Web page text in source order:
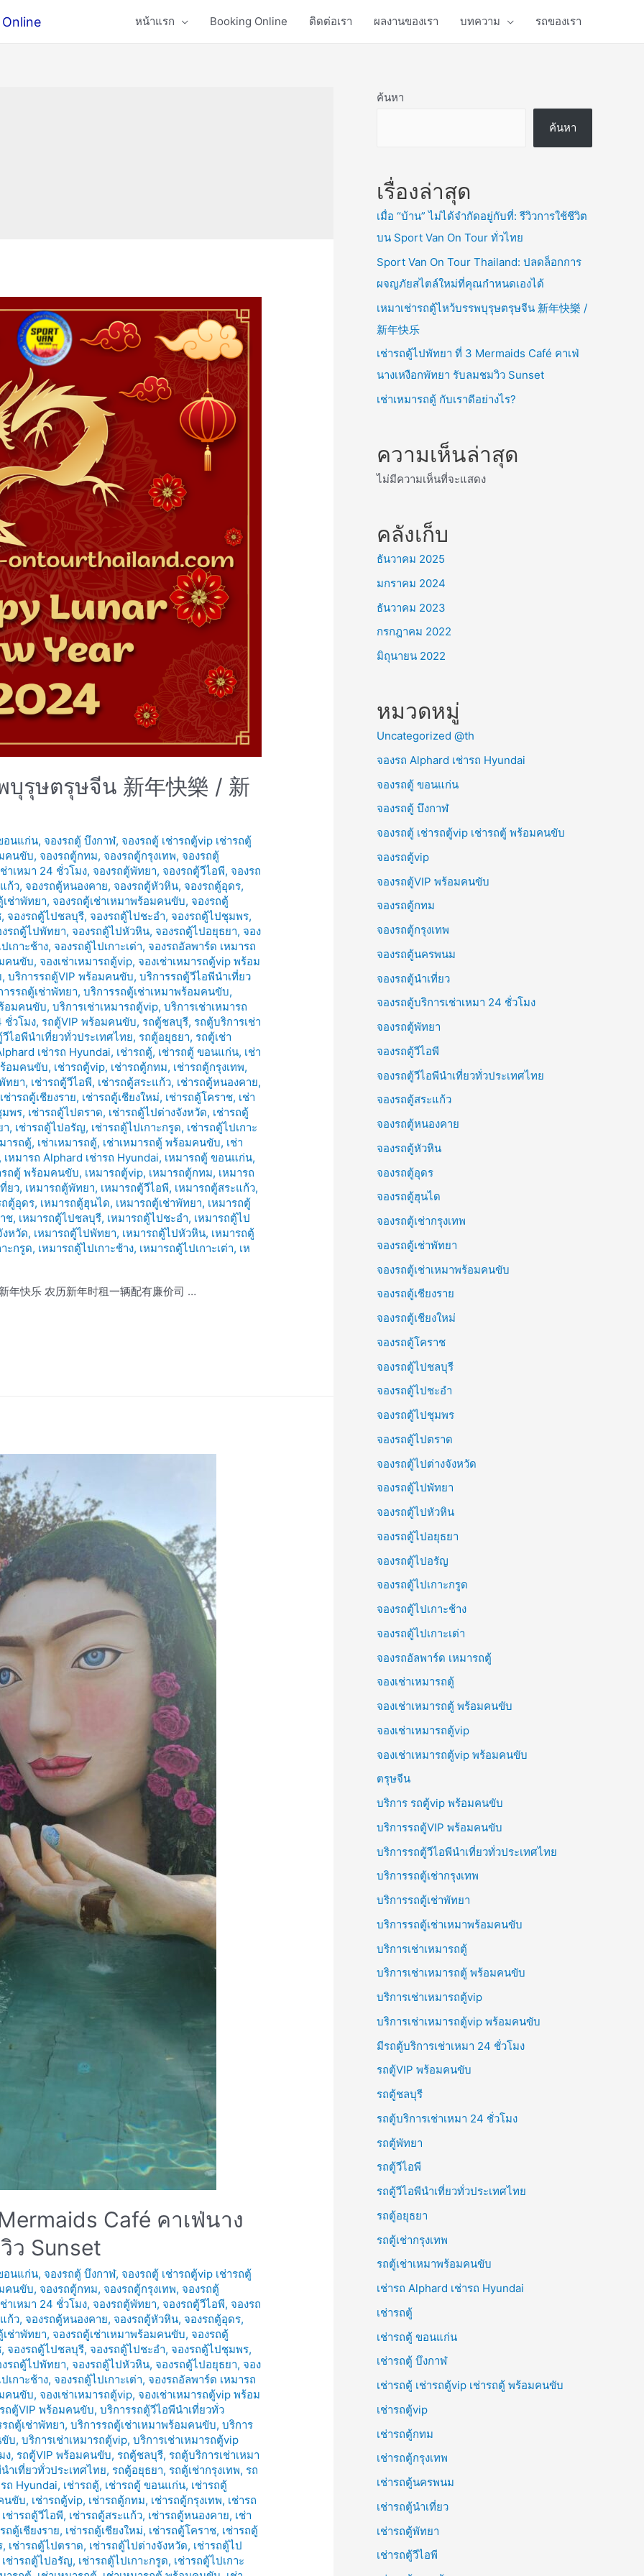
หน้าแรก Booking Online ติดต่อเรา ผลงานของเรา บทความ รถของเรา
บุรุษตรุษจีน 新年快樂 / 新
อนแก่น, จองรถตู้ บึงกาฬ, จองรถตู้ เช่ารถตู้vip เช่ารถตู้
คนขับ, จองรถตู้กทม, จองรถตู้กรุงเทพ, จองรถตู้
าเหมา 24 ชั่วโมง, จองรถตู้พัทยา, จองรถตู้วีไอพี, จองรถ
ก้ว, จองรถตู้หนองคาย, จองรถตู้หัวหิน, จองรถตู้อุดร,
เช่าพัทยา, จองรถตู้เช่าเหมาพร้อมคนขับ, จองรถตู้
, จองรถตู้ไปชลบุรี, จองรถตู้ไปชะอำ, จองรถตู้ไปชุมพร,
รถตู้ไปพัทยา, จองรถตู้ไปหัวหิน, จองรถตู้ไปอยุธยา, จอง
เกาะช้าง, จองรถตู้ไปเกาะเต่า, จองรถอัลพาร์ด เหมารถ
คนขับ, จองเช่าเหมารถตู้vip, จองเช่าเหมารถตู้vip พร้อม
,บริการรถตู้VIP พร้อมคนขับ,บริการรถตู้วีไอพีนำเที่ยว
ารรถตู้เช่าพัทยา,บริการรถตู้เช่าเหมาพร้อมคนขับ,
อมคนขับ,บริการเช่าเหมารถตู้vip,บริการเช่าเหมารถ
ชั่วโมง, รถตู้VIP พร้อมคนขับ, รถตู้ชลบุรี, รถตู้บริการเช่า
ไอพีนำเที่ยวทั่วประเทศไทย, รถตู้อยุธยา, รถตู้เช่า
เช่ารถ Hyundai, เช่ารถตู้, เช่ารถตู้ ขอนแก่น, เช่า
ร้อมคนขับ, เช่ารถตู้vip, เช่ารถตู้กทม, เช่ารถตู้กรุงเทพ,
ทยา, เช่ารถตู้วีไอพี, เช่ารถตู้สระแก้ว, เช่ารถตู้หนองคาย,
เช่ารถตู้เชียงราย, เช่ารถตู้เชียงใหม่, เช่ารถตู้โคราช, เช่า
มพร, เช่ารถตู้ไปตราด, เช่ารถตู้ไปต่างจังหวัด, เช่ารถตู้
า, เช่ารถตู้ไปอรัญ, เช่ารถตู้ไปเกาะกรูด, เช่ารถตู้ไปเกาะ
ารถตู้, เช่าเหมารถตู้, เช่าเหมารถตู้ พร้อมคนขับ, เช่า
เหมารถ Alphard เช่ารถ Hyundai, เหมารถตู้ ขอนแก่น,
รถตู้ พร้อมคนขับ, เหมารถตู้vip, เหมารถตู้กทม, เหมารถ
ยว, เหมารถตู้พัทยา, เหมารถตู้วีไอพี, เหมารถตู้สระแก้ว,
ถตู้อุดร, เหมารถตู้ฮุนได, เหมารถตู้เช่าพัทยา, เหมารถตู้
ช, เหมารถตู้ไปชลบุรี, เหมารถตู้ไปชะอำ, เหมารถตู้ไป
หวัด, เหมารถตู้ไปพัทยา, เหมารถตู้ไปหัวหิน, เหมารถตู้
ะกรูด, เหมารถตู้ไปเกาะช้าง, เหมารถตู้ไปเกาะเต่า, เห
快乐 农历新年时租一辆配有廉价司 …
Café คาเฟ่นาง
ว Sunset
อนแก่น, จองรถตู้ บึงกาฬ, จองรถตู้ เช่ารถตู้vip เช่ารถตู้
คนขับ, จองรถตู้กทม, จองรถตู้กรุงเทพ, จองรถตู้
าเหมา 24 ชั่วโมง, จองรถตู้พัทยา, จองรถตู้วีไอพี, จองรถ
ก้ว, จองรถตู้หนองคาย, จองรถตู้หัวหิน, จองรถตู้อุดร,
เช่าพัทยา, จองรถตู้เช่าเหมาพร้อมคนขับ, จองรถตู้
, จองรถตู้ไปชลบุรี, จองรถตู้ไปชะอำ, จองรถตู้ไปชุมพร,
รถตู้ไปพัทยา, จองรถตู้ไปหัวหิน, จองรถตู้ไปอยุธยา, จอง
เกาะช้าง, จองรถตู้ไปเกาะเต่า, จองรถอัลพาร์ด เหมารถ
คนขับ, จองเช่าเหมารถตู้vip, จองเช่าเหมารถตู้vip พร้อม
ถตู้VIP พร้อมคนขับ,บริการรถตู้วีไอพีนำเที่ยวทั่ว
ถตู้เช่าพัทยา,บริการรถตู้เช่าเหมาพร้อมคนขับ,บริการ
ขับ,บริการเช่าเหมารถตู้vip,บริการเช่าเหมารถตู้vip
ง, รถตู้VIP พร้อมคนขับ, รถตู้ชลบุรี, รถตู้บริการเช่าเหมา
ำเที่ยวทั่วประเทศไทย, รถตู้อยุธยา, รถตู้เช่ากรุงเทพ, รถ
ถ Hyundai, เช่ารถตู้, เช่ารถตู้ ขอนแก่น, เช่ารถตู้
นขับ, เช่ารถตู้vip, เช่ารถตู้กทม, เช่ารถตู้กรุงเทพ, เช่ารถ
เช่ารถตู้วีไอพี, เช่ารถตู้สระแก้ว, เช่ารถตู้หนองคาย, เช่า
ถตู้เชียงราย, เช่ารถตู้เชียงใหม่, เช่ารถตู้โคราช, เช่ารถตู้
, เช่ารถตู้ไปตราด, เช่ารถตู้ไปต่างจังหวัด, เช่ารถตู้ไป
เช่ารถตู้ไปอรัญ, เช่ารถตู้ไปเกาะกรูด, เช่ารถตู้ไปเกาะ
ค้นหา
ค้นหา
เรื่องล่าสุด
เมื่อ “บ้าน” ไม่ได้จำกัดอยู่กับที่: รีวิวการใช้ชีวิต
บน Sport Van On Tour ทั่วไทย
Sport Van On Tour Thailand: ปลดล็อกการ
ผจญภัยสไตล์ใหม่ที่คุณกำหนดเองได้
เหมาเช่ารถตู้ไหว้บรรพบุรุษตรุษจีน 新年快樂 /
新年快乐
เช่ารถตู้ไปพัทยา ที่ 3 Mermaids Café คาเฟ่
นางเหงือกพัทยา รับลมชมวิว Sunset
เช่าเหมารถตู้ กับเราดีอย่างไร?
ความเห็นล่าสุด
ไม่มีความเห็นที่จะแสดง
คลังเก็บ
ธันวาคม 2025
มกราคม 2024
ธันวาคม 2023
กรกฎาคม 2022
มิถุนายน 2022
หมวดหมู่
Uncategorized @th
จองรถ Alphard เช่ารถ Hyundai
จองรถตู้ ขอนแก่น
จองรถตู้ บึงกาฬ
จองรถตู้ เช่ารถตู้vip เช่ารถตู้ พร้อมคนขับ
จองรถตู้vip
จองรถตู้VIP พร้อมคนขับ
จองรถตู้กทม
จองรถตู้กรุงเทพ
จองรถตู้นครพนม
จองรถตู้นำเที่ยว
จองรถตู้บริการเช่าเหมา 24 ชั่วโมง
จองรถตู้พัทยา
จองรถตู้วีไอพี
จองรถตู้วีไอพีนำเที่ยวทั่วประเทศไทย
จองรถตู้สระแก้ว
จองรถตู้หนองคาย
จองรถตู้หัวหิน
จองรถตู้อุดร
จองรถตู้ฮุนได
จองรถตู้เช่ากรุงเทพ
จองรถตู้เช่าพัทยา
จองรถตู้เช่าเหมาพร้อมคนขับ
จองรถตู้เชียงราย
จองรถตู้เชียงใหม่
จองรถตู้โคราช
จองรถตู้ไปชลบุรี
จองรถตู้ไปชะอำ
จองรถตู้ไปชุมพร
จองรถตู้ไปตราด
จองรถตู้ไปต่างจังหวัด
จองรถตู้ไปพัทยา
จองรถตู้ไปหัวหิน
จองรถตู้ไปอยุธยา
จองรถตู้ไปอรัญ
จองรถตู้ไปเกาะกรูด
จองรถตู้ไปเกาะช้าง
จองรถตู้ไปเกาะเต่า
จองรถอัลพาร์ด เหมารถตู้
จองเช่าเหมารถตู้
จองเช่าเหมารถตู้ พร้อมคนขับ
จองเช่าเหมารถตู้vip
จองเช่าเหมารถตู้vip พร้อมคนขับ
ตรุษจีน
บริการ รถตู้vip พร้อมคนขับ
บริการรถตู้VIP พร้อมคนขับ
บริการรถตู้วีไอพีนำเที่ยวทั่วประเทศไทย
บริการรถตู้เช่ากรุงเทพ
บริการรถตู้เช่าพัทยา
บริการรถตู้เช่าเหมาพร้อมคนขับ
บริการเช่าเหมารถตู้
บริการเช่าเหมารถตู้ พร้อมคนขับ
บริการเช่าเหมารถตู้vip
บริการเช่าเหมารถตู้vip พร้อมคนขับ
มีรถตู้บริการเช่าเหมา 24 ชั่วโมง
รถตู้VIP พร้อมคนขับ
รถตู้ชลบุรี
รถตู้บริการเช่าเหมา 24 ชั่วโมง
รถตู้พัทยา
รถตู้วีไอพี
รถตู้วีไอพีนำเที่ยวทั่วประเทศไทย
รถตู้อยุธยา
รถตู้เช่ากรุงเทพ
รถตู้เช่าเหมาพร้อมคนขับ
เช่ารถ Alphard เช่ารถ Hyundai
เช่ารถตู้
เช่ารถตู้ ขอนแก่น
เช่ารถตู้ บึงกาฬ
เช่ารถตู้ เช่ารถตู้vip เช่ารถตู้ พร้อมคนขับ
เช่ารถตู้vip
เช่ารถตู้กทม
เช่ารถตู้กรุงเทพ
เช่ารถตู้นครพนม
เช่ารถตู้นำเที่ยว
เช่ารถตู้พัทยา
เช่ารถตู้วีไอพี